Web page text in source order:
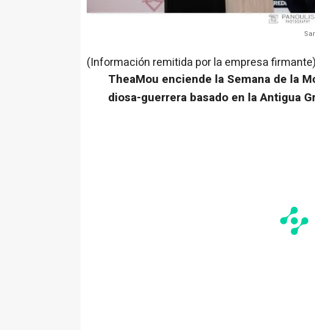
(Información remitida por la empresa firmante)
TheaMou enciende la Semana de la
diosa-guerrera basado en la Antigua